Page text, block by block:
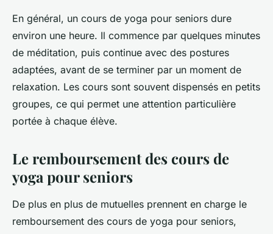
En général, un cours de yoga pour seniors dure
environ une heure. Il commence par quelques minutes
de méditation, puis continue avec des postures
adaptées, avant de se terminer par un moment de
relaxation. Les cours sont souvent dispensés en petits
groupes, ce qui permet une attention particulière
portée à chaque élève.
Le remboursement des cours de
yoga pour seniors
De plus en plus de mutuelles prennent en charge le
remboursement des cours de yoga pour seniors,